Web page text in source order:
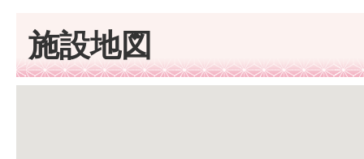
施設地図